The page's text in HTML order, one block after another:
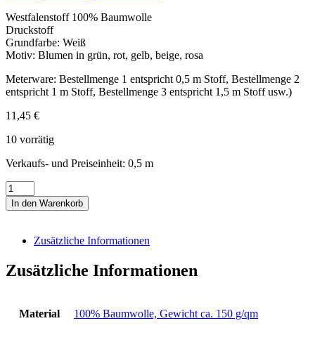
Westfalenstoff 100% Baumwolle
Druckstoff
Grundfarbe: Weiß
Motiv: Blumen in grün, rot, gelb, beige, rosa
Meterware: Bestellmenge 1 entspricht 0,5 m Stoff, Bestellmenge 2
entspricht 1 m Stoff, Bestellmenge 3 entspricht 1,5 m Stoff usw.)
11,45 €
10 vorrätig
Verkaufs- und Preiseinheit: 0,5 m
Digitaldruckstoff
weiß
mit
"Florenz"
Menge
In den Warenkorb
Zusätzliche Informationen
Zusätzliche Informationen
Material 100% Baumwolle, Gewicht ca. 150 g/qm